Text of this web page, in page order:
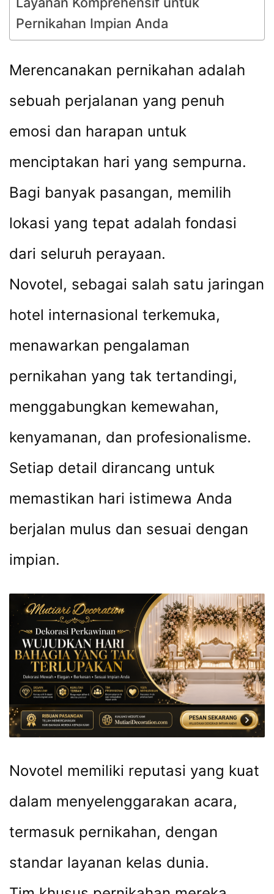
Pernikahan Impian Anda
Merencanakan pernikahan adalah
sebuah perjalanan yang penuh
emosi dan harapan untuk
menciptakan hari yang sempurna.
Bagi banyak pasangan, memilih
lokasi yang tepat adalah fondasi
dari seluruh perayaan.
Novotel, sebagai salah satu jaringan
hotel internasional terkemuka,
menawarkan pengalaman
pernikahan yang tak tertandingi,
menggabungkan kemewahan,
kenyamanan, dan profesionalisme.
Setiap detail dirancang untuk
memastikan hari istimewa Anda
berjalan mulus dan sesuai dengan
impian.
Novotel memiliki reputasi yang kuat
dalam menyelenggarakan acara,
termasuk pernikahan, dengan
standar layanan kelas dunia.